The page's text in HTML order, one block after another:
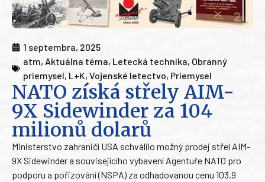
1 septembra, 2025
atm, Aktuálna téma, Letecká technika, Obranný
priemysel, L+K, Vojenské letectvo, Priemysel
NATO získá střely AIM-
9X Sidewinder za 104
milionů dolarů
Ministerstvo zahraničí USA schválilo možný prodej střel AIM-
9X Sidewinder a souvisejícího vybavení Agentuře NATO pro
podporu a pořizování (NSPA) za odhadovanou cenu 103,9